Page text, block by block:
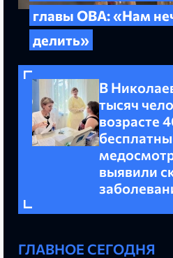
главы ОВА: «Нам
делить»
В
тысяч
возрасте
выявили
ГЛАВНОЕ СЕГОДНЯ